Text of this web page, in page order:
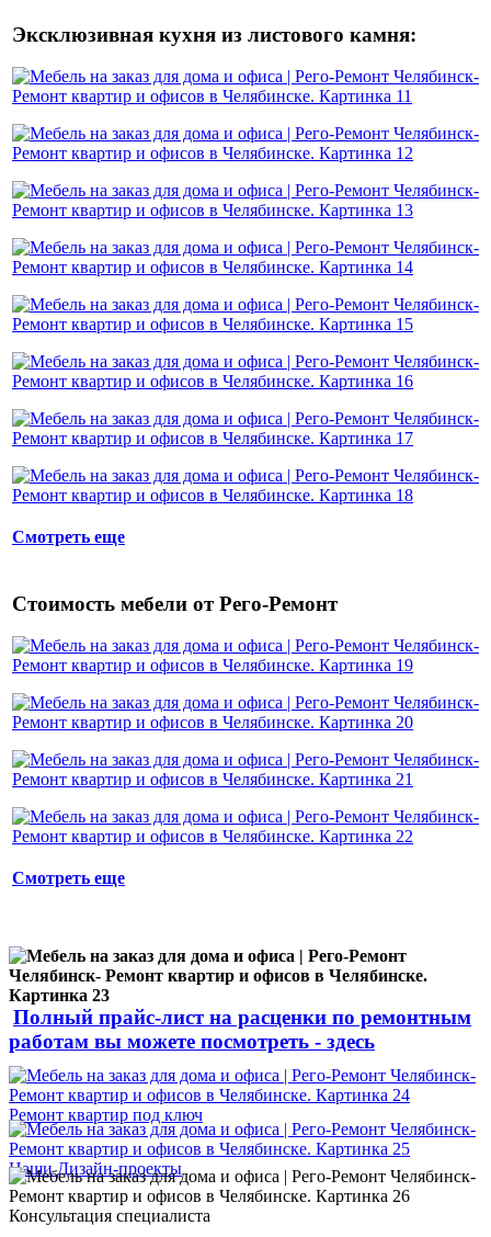
Эксклюзивная кухня из листового камня:
Смотреть еще
Стоимость мебели от Рего-Ремонт
Смотреть еще
Полный прайс-лист на расценки по ремонтным
работам вы можете посмотреть - здесь
Ремонт квартир под ключ
Наши Дизайн-проекты
Консультация специалиста